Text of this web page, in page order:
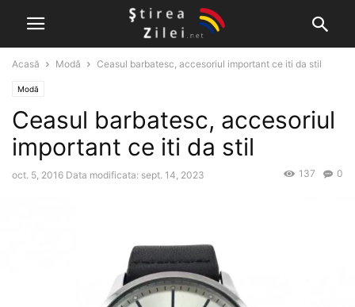
Acasă Modă Ceasul barbatesc, accesoriul important ce iti da stil
Modă
Ceasul barbatesc, accesoriul
important ce iti da stil
oct. 5, 2016 Data modificata: sept. 14, 2023 0
137